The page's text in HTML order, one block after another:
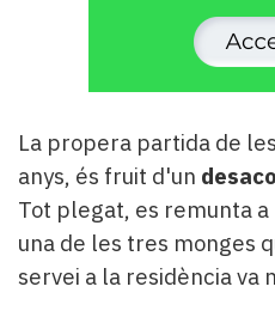
La propera partida de
anys, és fruit d'un
Tot plegat, es remunta
una de les tres monges
servei a la residència va